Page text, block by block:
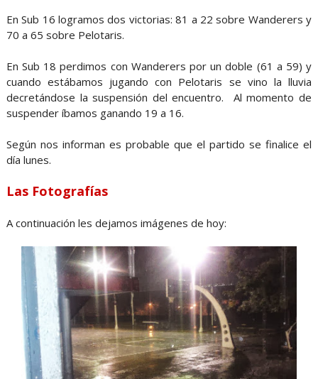
En Sub 16 logramos dos victorias: 81 a 22 sobre Wanderers y
70 a 65 sobre Pelotaris.
En Sub 18 perdimos con Wanderers por un doble (61 a 59) y
cuando estábamos jugando con Pelotaris se vino la lluvia
decretándose la suspensión del encuentro. Al momento de
suspender íbamos ganando 19 a 16.
Según nos informan es probable que el partido se finalice el
día lunes.
Las Fotografías
A continuación les dejamos imágenes de hoy: